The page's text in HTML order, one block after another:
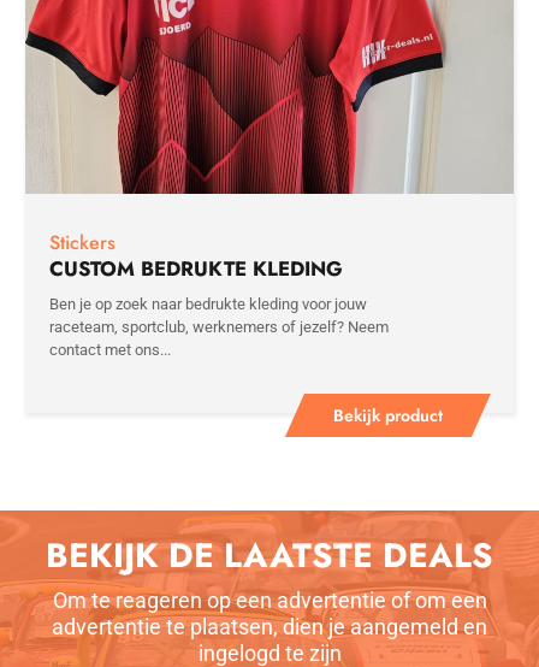
Bekijk product
Stickers
CUSTOM BEDRUKTE KLEDING
Ben je op zoek naar bedrukte kleding voor jouw
raceteam, sportclub, werknemers of jezelf? Neem
contact met ons...
BEKIJK DE LAATSTE DEALS
Om te reageren op een advertentie of om een
advertentie te plaatsen, dien je aangemeld en
ingelogd te zijn